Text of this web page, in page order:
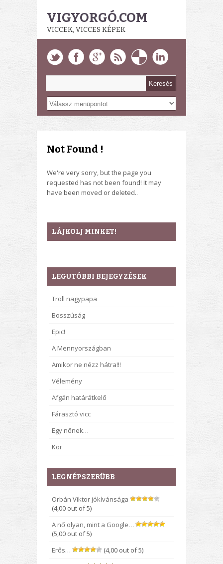
VIGYORGÓ.COM
VICCEK, VICCES KÉPEK
Not Found !
We're very sorry, but the page you
requested has not been found! It may
have been moved or deleted..
LÁJKOLJ MINKET!
LEGUTÓBBI BEJEGYZÉSEK
Troll nagypapa
Bosszúság
Epic!
A Mennyországban
Amikor ne nézz hátra!!!
Vélemény
Afgán határátkelő
Fárasztó vicc
Egy nőnek…
Kor
LEGNÉPSZERÜBB
Orbán Viktor jókívánsága
(4,00 out of 5)
A nő olyan, mint a Google…
(5,00 out of 5)
Erős…
(4,00 out of 5)